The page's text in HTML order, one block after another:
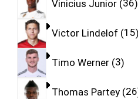
Vinicius Junior 36
Victor Lindelof 15
Timo Werner 3
Thomas Partey 26